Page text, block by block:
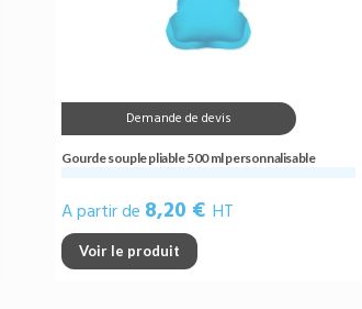
Demande de devis
Gourde souple pliable 500 ml personnalisable
A partir de 8,20 € HT
Voir le produit